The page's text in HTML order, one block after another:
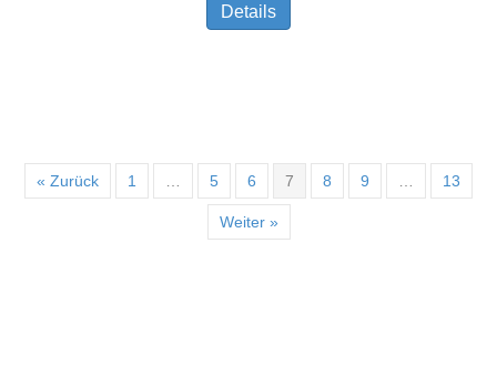
Details
Produkt
Optionen
können
« Zurück 1 5 6 7 8 9 13
Weiter »